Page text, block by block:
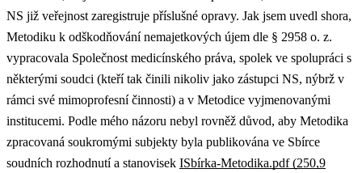
NS již veřejnost zaregistruje příslušné opravy. Jak jsem uvedl shora,
Metodiku k odškodňování nemajetkových újem dle § 2958 o. z.
vypracovala Společnost medicínského práva, spolek ve spolupráci s
některými soudci (kteří tak činili nikoliv jako zástupci NS, nýbrž v
rámci své mimoprofesní činnosti) a v Metodice vyjmenovanými
institucemi. Podle mého názoru nebyl rovněž důvod, aby Metodika
zpracovaná soukromými subjekty byla publikována ve Sbírce
soudních rozhodnutí a stanovisek ISbírka-Metodika.pdf (250,9